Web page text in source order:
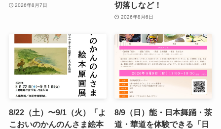
2026年8月7日
切落しなど！
2026年8月6日
8/22（土）〜9/1（火）「よ
こおいのかんのんさま絵本
8/9（日）能・日本舞踊・茶
道・華道を体験できる「日